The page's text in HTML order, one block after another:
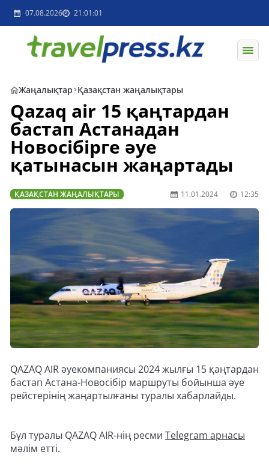
07.08.2026 21:01:01
Жаңалықтар Қазақстан жаңалықтары
Qazaq air 15 қаңтардан
бастап Астанадан
Новосібірге әуе
қатынасын жаңартады
ҚАЗАҚСТАН ЖАҢАЛЫҚТАРЫ 11.01.2024 12:35
QAZAQ AIR әуекомпаниясы 2024 жылғы 15 қаңтардан
бастап Астана-Новосібір маршруты бойынша әуе
рейстерінің жаңартылғаны туралы хабарлайды.
Бұл туралы QAZAQ AIR-нің ресми Telegram арнасы
мәлім етті.